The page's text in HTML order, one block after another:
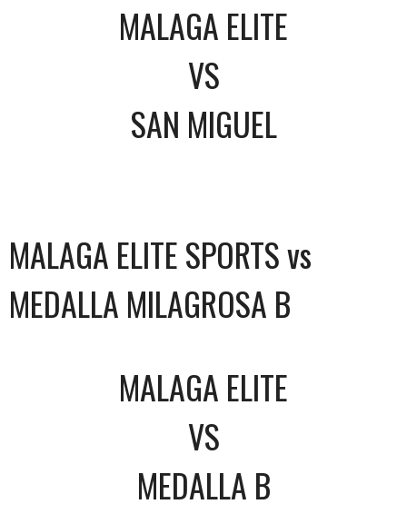
MALAGA ELITE
VS
SAN MIGUEL
MALAGA ELITE SPORTS vs
MEDALLA MILAGROSA B
MALAGA ELITE
VS
MEDALLA B